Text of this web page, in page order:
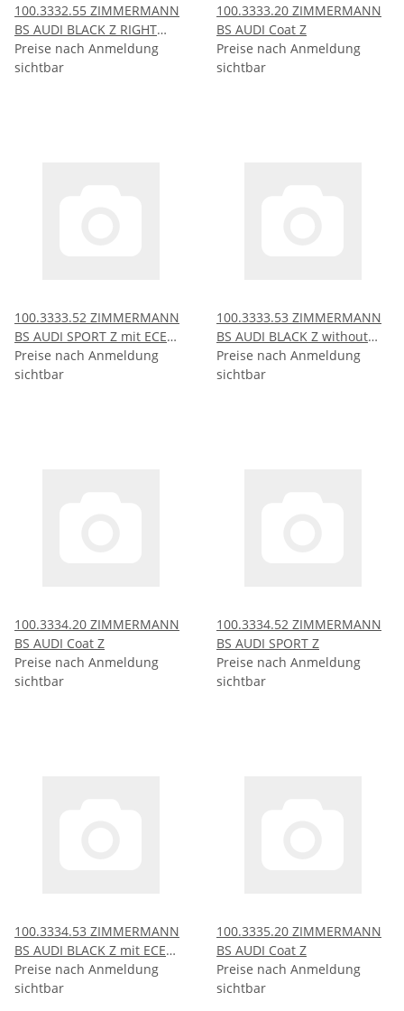
100.3332.55 ZIMMERMANN
BS AUDI BLACK Z RIGHT
without ABE
Preise nach Anmeldung
sichtbar
100.3333.20 ZIMMERMANN
BS AUDI Coat Z
Preise nach Anmeldung
sichtbar
100.3333.52 ZIMMERMANN
BS AUDI SPORT Z mit ECE
R90
Preise nach Anmeldung
sichtbar
100.3333.53 ZIMMERMANN
BS AUDI BLACK Z without
ABE
Preise nach Anmeldung
sichtbar
100.3334.20 ZIMMERMANN
BS AUDI Coat Z
Preise nach Anmeldung
sichtbar
100.3334.52 ZIMMERMANN
BS AUDI SPORT Z
Preise nach Anmeldung
sichtbar
100.3334.53 ZIMMERMANN
BS AUDI BLACK Z mit ECE
R90
Preise nach Anmeldung
sichtbar
100.3335.20 ZIMMERMANN
BS AUDI Coat Z
Preise nach Anmeldung
sichtbar